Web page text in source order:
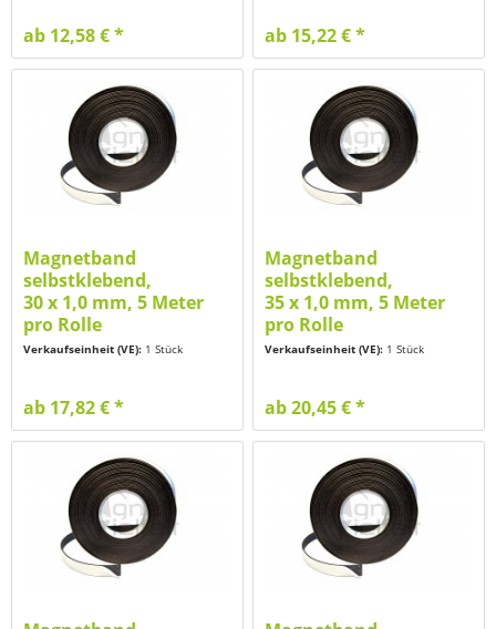
ab 12,58 € * ab 15,22 € *
Magnetband
selbstklebend,
30 x 1,0 mm, 5 Meter
pro Rolle
Verkaufseinheit (VE): 1 Stück
ab 17,82 € *
Magnetband
selbstklebend,
35 x 1,0 mm, 5 Meter
pro Rolle
Verkaufseinheit (VE): 1 Stück
ab 20,45 € *